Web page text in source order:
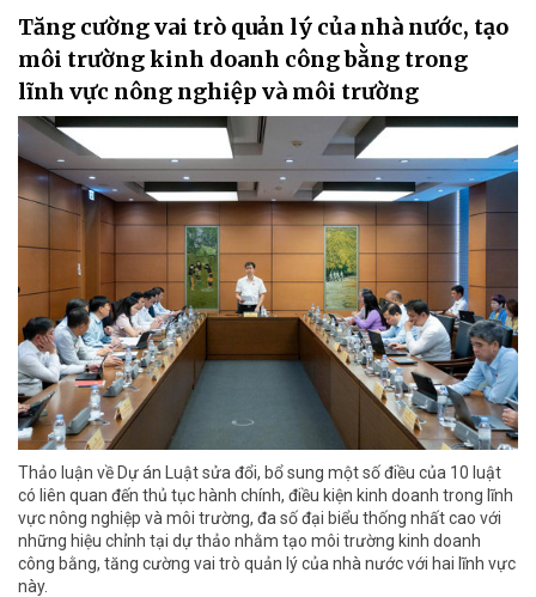
Tăng cường vai trò quản lý của nhà nước, tạo
môi trường kinh doanh công bằng trong
lĩnh vực nông nghiệp và môi trường
Thảo luận về Dự án Luật sửa đổi, bổ sung một số điều của 10 luật
có liên quan đến thủ tục hành chính, điều kiện kinh doanh trong lĩnh
vực nông nghiệp và môi trường, đa số đại biểu thống nhất cao với
những hiệu chỉnh tại dự thảo nhằm tạo môi trường kinh doanh
công bằng, tăng cường vai trò quản lý của nhà nước với hai lĩnh vực
này.